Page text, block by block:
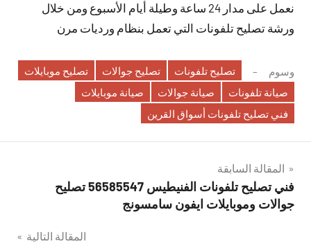
نعمل على مدار 24 ساعة وطيلة أيام الأسبوع ومن خلال
ورشة تصليح تلفونات التي تعمل بنظام ورديات مرن
وسوم تصليح تلفونات تصليح جوالات
تصليح موبايلات
صيانة تلفونات
صيانة جوالات
صيانة موبايلات
فني تصليح تلفونات أسواق القرين
تصفّح
المقالات
المقالة السابقة
فني تصليح تلفونات الفنيطيس 56585547 تصليح
جوالات وموبايلات ايفون سامسونج
المقالة التالية